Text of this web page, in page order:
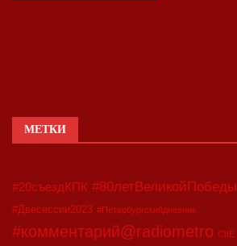
МЕТКИ
#20съездКПК #80летВеликойПобеды
#Двесессии2023 #Петербургскийдневник
#комментарий@radiometro CIIE